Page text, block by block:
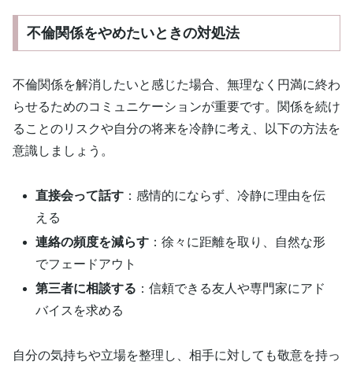
不倫関係をやめたいときの対処法
不倫関係を解消したいと感じた場合、無理なく円満に終わ
らせるためのコミュニケーションが重要です。関係を続け
ることのリスクや自分の将来を冷静に考え、以下の方法を
意識しましょう。
直接会って話す ：感情的にならず、冷静に理由を伝
える
連絡の頻度を減らす ：徐々に距離を取り、自然な形
でフェードアウト
第三者に相談する ：信頼できる友人や専門家にアド
バイスを求める
自分の気持ちや立場を整理し、相手に対しても敬意を持っ